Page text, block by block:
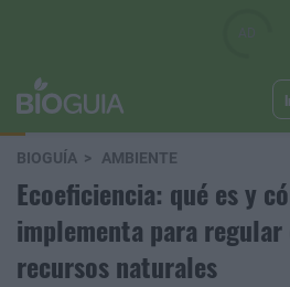
BIOGUÍA AMBIENTE
Ecoeficiencia: qué es y
implementa para
recursos naturales